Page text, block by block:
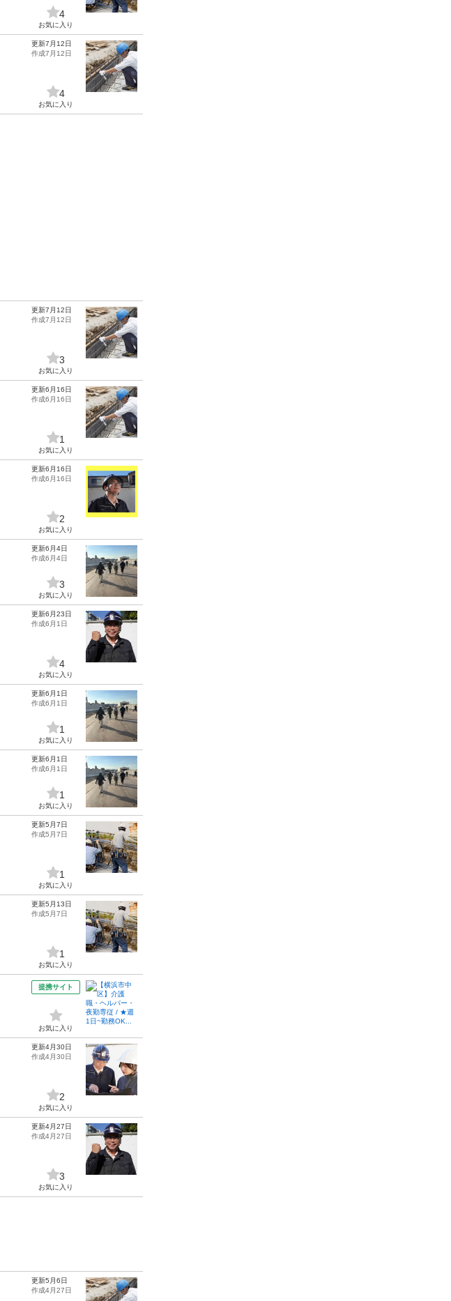
4
お気に入り
更新7月12日
作成7月12日
4
お気に入り
更新7月12日
作成7月12日
3
お気に入り
更新6月16日
作成6月16日
1
お気に入り
更新6月16日
作成6月16日
2
お気に入り
更新6月4日
作成6月4日
3
お気に入り
更新6月23日
作成6月1日
4
お気に入り
更新6月1日
作成6月1日
1
お気に入り
更新6月1日
作成6月1日
1
お気に入り
更新5月7日
作成5月7日
1
お気に入り
更新5月13日
作成5月7日
1
お気に入り
提携サイト
お気に入り
更新4月30日
作成4月30日
2
お気に入り
更新4月27日
作成4月27日
3
お気に入り
更新5月6日
作成4月27日